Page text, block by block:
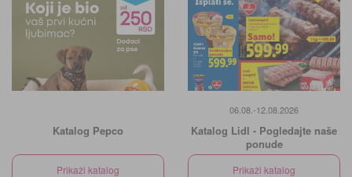
Katalog Pepco
Prikaži katalog
06.08.-12.08.2026
Katalog Lidl - Pogledajte naše
ponude
Prikaži katalog